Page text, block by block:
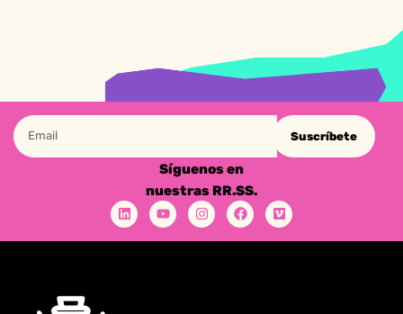
Suscríbete
Síguenos en
nuestras RR.SS.